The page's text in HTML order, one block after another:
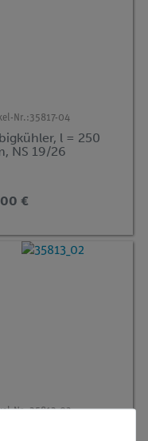
Nr.:35817-04
l = 250
NS 19/26
€
Nr.:35813-02